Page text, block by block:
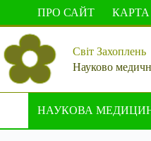
вмісту
ПРО САЙТ
Світ Захоплень
Науково
НАУКОВА